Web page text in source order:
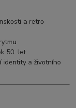
a retro
50. let
identity a životního